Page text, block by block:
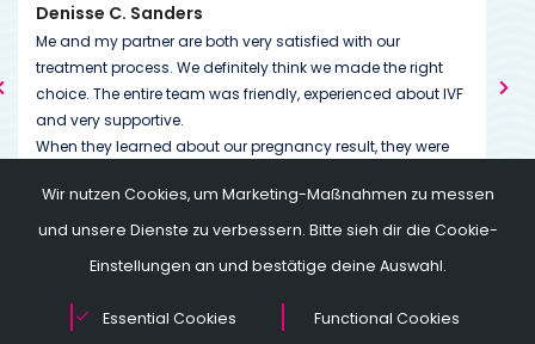
Denisse C. Sanders
Me and my partner are both very satisfied with our
treatment process. We definitely think we made the right
choice. The entire team was friendly, experienced about IVF
and very supportive.
When they learned about our pregnancy result, they were
like to mention their approach in financial terms. You can
clearly know what you will pay for the treatment in total
team for supporting us.
Wir nutzen Cookies, um Marketing-Maßnahmen zu messen
und unsere Dienste zu verbessern. Bitte sieh dir die Cookie-
Einstellungen an und bestätige deine Auswahl.
Essential Cookies Functional Cookies